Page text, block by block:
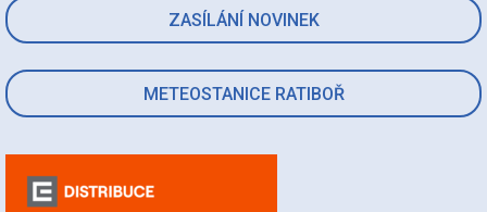
ZASÍLÁNÍ NOVINEK
METEOSTANICE RATIBOŘ